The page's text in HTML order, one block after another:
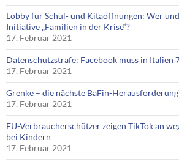
Lobby für Schul- und Kitaöffnungen: Wer
Initiative „Familien in der Krise“?
17. Februar 2021
Datenschutzstrafe: Facebook muss in Italien
17. Februar 2021
Grenke – die nächste BaFin-
17. Februar 2021
EU-Verbraucherschützer zeigen TikTok an
bei Kindern
17. Februar 2021